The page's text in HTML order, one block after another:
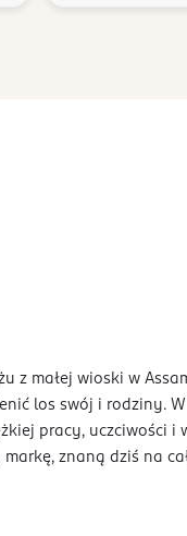
małej wioski w
los swój i rodziny. W
pracy, uczciwości i
znaną dziś na